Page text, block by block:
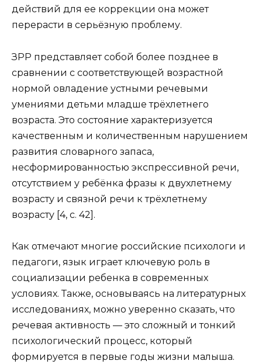
действий для ее коррекции она может
перерасти в серьёзную проблему.
ЗРР представляет собой более позднее в
сравнении с соответствующей возрастной
нормой овладение устными речевыми
умениями детьми младше трёхлетнего
возраста. Это состояние характеризуется
качественным и количественным нарушением
развития словарного запаса,
несформированностью экспрессивной речи,
отсутствием у ребёнка фразы к двухлетнему
возрасту и связной речи к трёхлетнему
возрасту [4, с. 42].
Как отмечают многие российские психологи и
педагоги, язык играет ключевую роль в
социализации ребенка в современных
условиях. Также, основываясь на литературных
исследованиях, можно уверенно сказать, что
речевая активность — это сложный и тонкий
психологический процесс, который
формируется в первые годы жизни малыша.